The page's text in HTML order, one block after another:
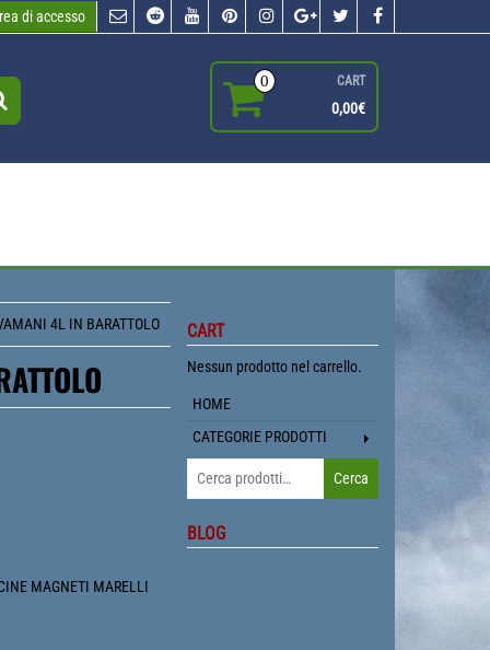
di accesso
0 CART
0,00€
4L IN BARATTOLO
MAGNETI MARELLI
CART
Nessun prodotto nel carrello.
HOME
CATEGORIE PRODOTTI
Cerca
BLOG